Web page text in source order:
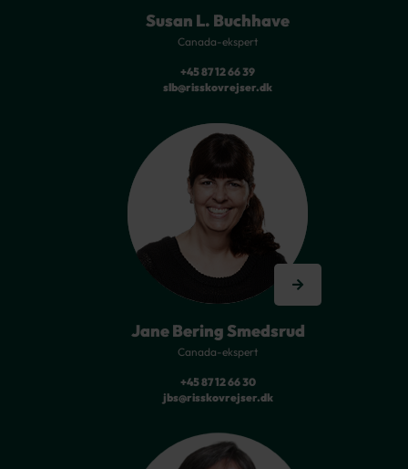
Susan L. Buchhave
Canada-ekspert
+45 87 12 66 39
slb@risskovrejser.dk
Jane Bering Smedsrud
Canada-ekspert
+45 87 12 66 30
jbs@risskovrejser.dk